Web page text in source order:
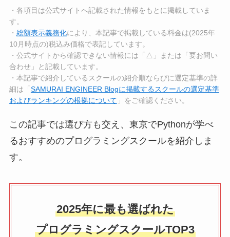
・各項目は公式サイトへ記載された情報をもとに掲載していま
す。
・ 総額表示義務化により、本記事で掲載している料金は(2025年
10月時点の)税込み価格で表記しています。
・公式サイトから確認できない情報には「△」または「要お問い
合わせ」と記載しています。
・本記事で紹介しているスクールの紹介順ならびに選定基準の詳
細は「 SAMURAI ENGINEER Blogに掲載するスクールの選定基準
およびランキングの根拠について 」をご確認ください。
この記事では選び方も交え、東京でPythonが学べ
るおすすめのプログラミングスクールを紹介しま
す。
2025年に最も選ばれた
プログラミングスクールTOP3